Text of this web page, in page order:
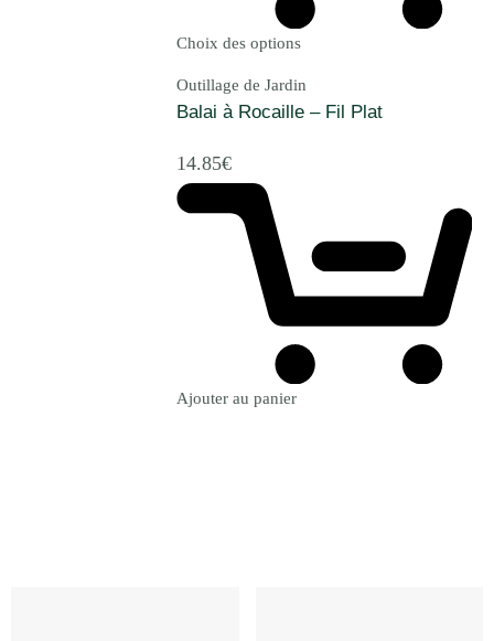
Choix des options
Outillage de Jardin
Balai à Rocaille – Fil Plat
14.85€
Ajouter au panier